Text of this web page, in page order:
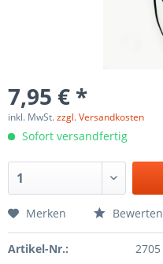
7,95 € *
inkl. MwSt.zzgl. Versandkosten
Sofort versandfertig
Merken Bewerten
Artikel-Nr.: 2705